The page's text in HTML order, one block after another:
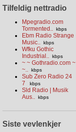
Tilfeldig nettradio
Mpegradio.com
Tormented.. kbps
Ebm Radio Strange
Music.. kbps
Wfku Gothic
Industrial.. kbps
~ ~ Gothradio.com ~
~.. kbps
Sub Zero Radio 24
7
kbps
Sld Radio | Musik
Aus.. kbps
Siste vevlenkjer